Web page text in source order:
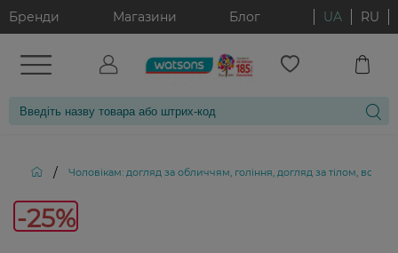
Бренди Магазини Блог UA RU
/ Чоловікам: догляд за обличчям, гоління, догляд за тілом,
-25%